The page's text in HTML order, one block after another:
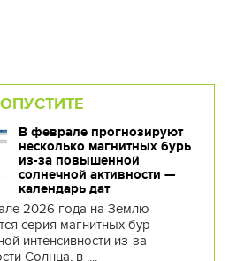
В феврале прогнозируют
несколько магнитных бурь
из-за повышенной
солнечной активности —
календарь дат
2026 года на Землю
серия магнитных бур
интенсивности из-за
Солнца, в ....